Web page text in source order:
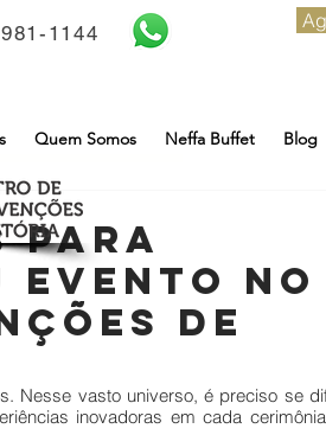
1144
Quem Somos Neffa Buffet Blog
para
evento no
de
Nesse vasto universo, é preciso se
inovadoras em cada